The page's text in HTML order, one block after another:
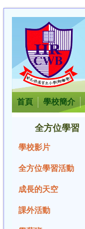
首頁 學校簡介
全方位學習
學校影片
全方位學習活動
成長的天空
課外活動